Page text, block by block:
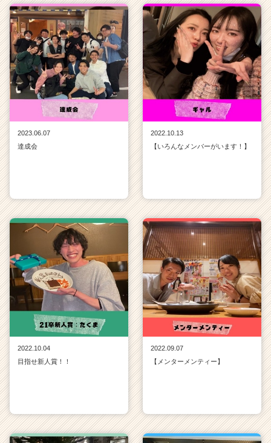
2023.06.07
達成会
2022.10.13
【いろんなメンバーがいます！】
2022.10.04
目指せ新人賞！！
2022.09.07
【メンターメンティー】